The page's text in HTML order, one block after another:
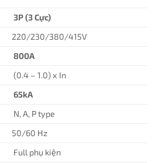
3P (3 Cực)
220/230/380/415V
800A
(0.4 – 1.0) x In
65kA
N, A, P type
50/60 Hz
Full phụ kiện